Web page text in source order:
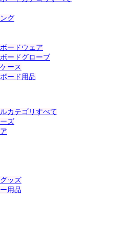
グ
ードウェア
ードグローブ
ース
ード用品
カテゴリすべて
ズ
ッズ
用品